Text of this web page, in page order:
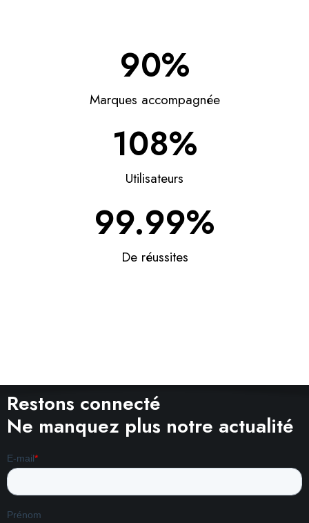
90%
Marques accompagnée
100%
Utilisateurs
99.99%
De réussites
Restons connecté
Ne manquez plus notre actualité